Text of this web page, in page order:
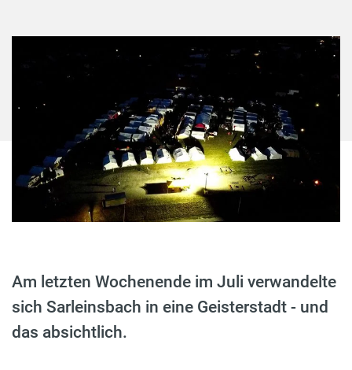
Am letzten Wochenende im Juli verwandelte
sich Sarleinsbach in eine Geisterstadt - und
das absichtlich.